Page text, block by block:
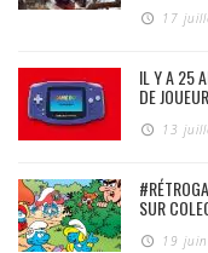
17
IL Y A 25
DE
13
SUR
19